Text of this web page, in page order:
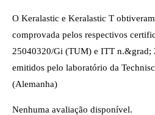
O Keralastic e Keralastic T
comprovada pelos respectivos
25040320/Gi (TUM) e ITT n.&grad;
emitidos pelo laboratório da
(Alemanha)
Nenhuma avaliação disponível.